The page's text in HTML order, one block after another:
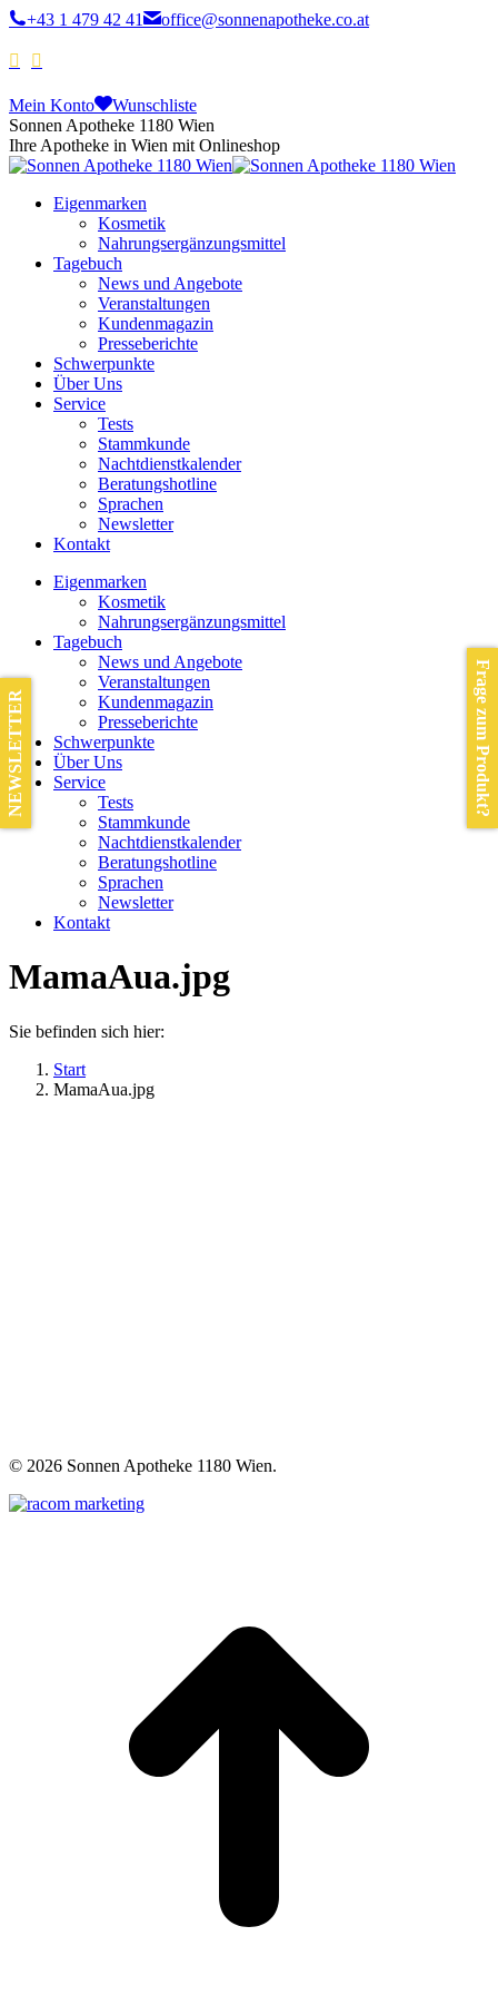
+43 1 479 42 41 office@sonnenapotheke.co.at
Mein Konto
Wunschliste
Sonnen Apotheke 1180 Wien
Ihre Apotheke in Wien mit Onlineshop
Eigenmarken
Kosmetik
Nahrungsergänzungsmittel
Tagebuch
News und Angebote
Veranstaltungen
Kundenmagazin
Presseberichte
Schwerpunkte
Über Uns
Service
Tests
Stammkunde
Nachtdienstkalender
Beratungshotline
Sprachen
Newsletter
Kontakt
Eigenmarken
Kosmetik
Nahrungsergänzungsmittel
Tagebuch
News und Angebote
Veranstaltungen
Kundenmagazin
Presseberichte
Schwerpunkte
Über Uns
Service
Tests
Stammkunde
Nachtdienstkalender
Beratungshotline
Sprachen
Newsletter
Kontakt
MamaAua.jpg
Sie befinden sich hier:
Start
MamaAua.jpg
© 2026 Sonnen Apotheke 1180 Wien.
Frage zum Produkt?
NEWSLETTER